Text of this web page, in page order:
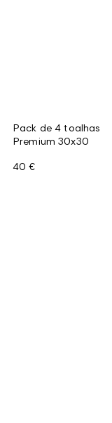
Pack de 4 toalhas
Premium 30x30
40 €